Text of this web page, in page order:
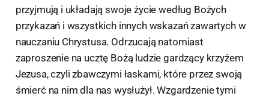
przyjmują i układają swoje życie według Bożych
przykazań i wszystkich innych wskazań zawartych w
nauczaniu Chrystusa. Odrzucają natomiast
zaproszenie na ucztę Bożą ludzie gardzący krzyżem
Jezusa, czyli zbawczymi łaskami, które przez swoją
śmierć na nim dla nas wysłużył. Wzgardzenie tymi